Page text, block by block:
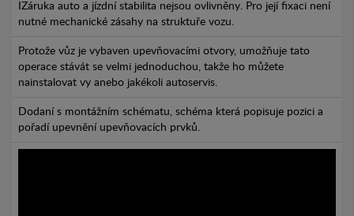
IZáruka auto a jízdní stabilita nejsou ovlivněny. Pro její fixaci není
nutné mechanické zásahy na struktuře vozu.
Protože vůz je vybaven upevňovacími otvory, umožňuje tato
operace stávát se velmi jednoduchou, takže ho můžete
nainstalovat vy anebo jakékoli autoservis.
Dodaní s montážním schématu, schéma která popisuje pozici a
pořadí upevnění upevňovacích prvků.